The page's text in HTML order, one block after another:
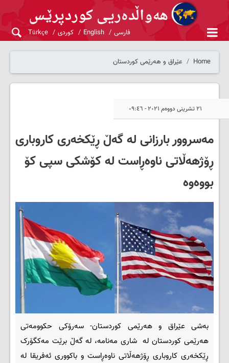
فارسی English کوردی Türkçe
Home عێراق و هەرێمی کوردستان
٢١ تشرینی دووەم ٢٠٢١ - ٠٩:٤٦
مەسروور بارزانی لە گەڵ ڕێکخه‌ری کاروباری
ڕۆژهه‌ڵاتی ناوه‌ڕاست له‌ کۆشکی سپی کۆ
بووەوە
بەشی عێراق و هەرێمی کوردستان- سەرۆکی حکوومەتی
هەرێمی کوردستان لە شاری مەنامە، لە گەڵ برێت مەکگۆرک
ڕێکخه‌ری کاروباری ڕۆژهه‌ڵاتی ناوه‌ڕاست و باکووری ئەفریقا له‌